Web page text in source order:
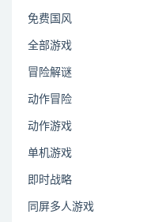
免费国风
全部游戏
冒险解谜
动作冒险
动作游戏
单机游戏
即时战略
同屏多人游戏